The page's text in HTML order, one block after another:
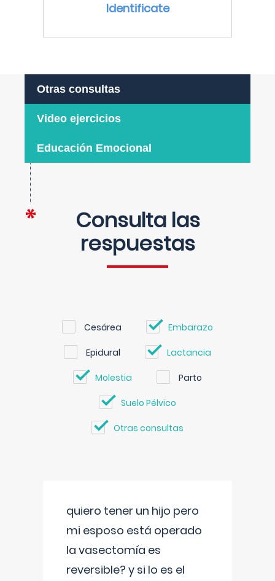
Identificate
Otras consultas
Video ejercicios
Educación Emocional
Consulta las
respuestas
Cesárea Embarazo
Epidural Lactancia
Molestia Parto
Suelo Pélvico
Otras consultas
quiero tener un hijo pero
mi esposo está operado
la vasectomía es
reversible? y si lo es el